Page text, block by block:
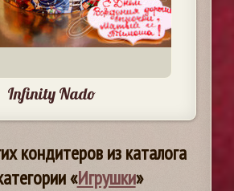
Infinity Nado
кондитеров из каталога
«Игрушки»